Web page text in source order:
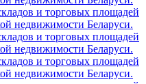
и торговых площадей
недвижимости Беларуси.
и торговых площадей
недвижимости Беларуси.
и торговых площадей
недвижимости Беларуси.